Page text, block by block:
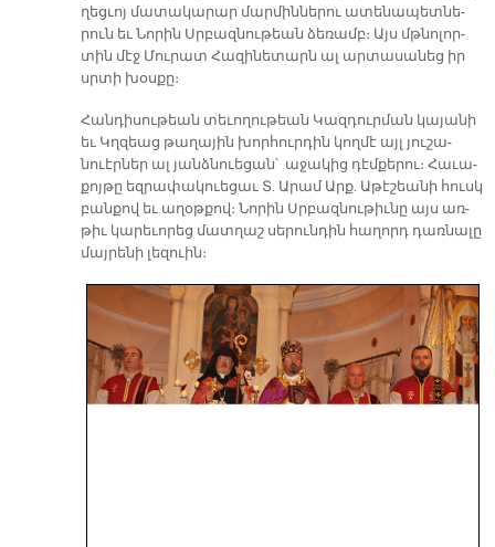
ղեց­ւոյ մա­տա­կա­րար մար­մին­նե­րու ա­տե­նա­պետ­նե­
րուն եւ Նո­րին Սրբազ­նու­թեան ձե­ռամբ։ Այս մթնո­լոր­
տին մէջ Մու­րատ Հա­զի­նե­տարն ալ ար­տա­սա­նեց իր
սրտի խօս­քը։
Հան­դի­սու­թեան տե­ւո­ղու­թեան Կազ­դուր­ման կա­յա­նի
եւ Կղզեաց թա­ղա­յին խոր­հուր­դին կող­մէ այլ յու­շա­
նուէր­ներ ալ յանձ­նուե­ցան՝ ա­ջա­կից դէմ­քե­րու։ Հա­ւա­
քոյ­թը եզ­րա­փա­կուե­ցաւ Տ. Ա­րամ Արք. Ա­թէ­շեա­նի հուսկ
բան­քով եւ ա­ղօթ­քով։ Նո­րին Սրբազ­նու­թիւ­նը այս առ­
թիւ կա­րե­ւո­րեց մատ­ղաշ սե­րուն­դին հա­ղորդ դառ­նա­լը
մայ­րե­նի լե­զուին։